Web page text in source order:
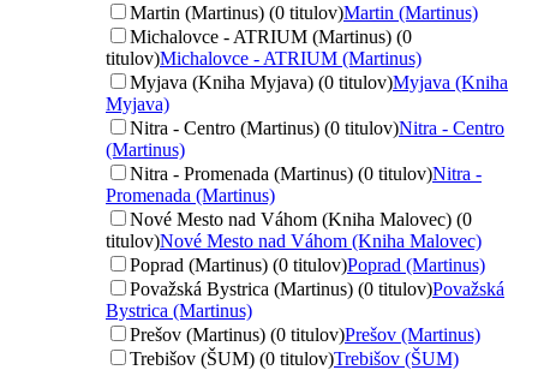
Martin (Martinus) (0 titulov)Martin (Martinus)
Michalovce - ATRIUM (Martinus) (0
titulov)Michalovce - ATRIUM (Martinus)
Myjava (Kniha Myjava) (0 titulov)Myjava (Kniha
Myjava)
Nitra - Centro (Martinus) (0 titulov)Nitra - Centro
(Martinus)
Nitra - Promenada (Martinus) (0 titulov)Nitra -
Promenada (Martinus)
Nové Mesto nad Váhom (Kniha Malovec) (0
titulov)Nové Mesto nad Váhom (Kniha Malovec)
Poprad (Martinus) (0 titulov)Poprad (Martinus)
Považská Bystrica (Martinus) (0 titulov)Považská
Bystrica (Martinus)
Prešov (Martinus) (0 titulov)Prešov (Martinus)
Trebišov (ŠUM) (0 titulov)Trebišov (ŠUM)